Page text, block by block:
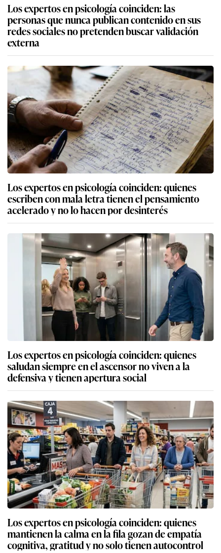
Los expertos en psicología coinciden: las
personas que nunca publican contenido en sus
redes sociales no pretenden buscar validación
externa
Los expertos en psicología coinciden: quienes
escriben con mala letra tienen el pensamiento
acelerado y no lo hacen por desinterés
Los expertos en psicología coinciden: quienes
saludan siempre en el ascensor no viven a la
defensiva y tienen apertura social
Los expertos en psicología coinciden: quienes
mantienen la calma en la fila gozan de empatía
cognitiva, gratitud y no solo tienen autocontrol